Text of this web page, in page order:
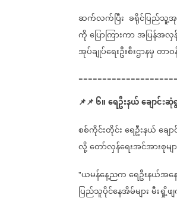
ဆက်လက်ပြီး ခရိုင်ပြည်သူ့အု
ကိုပြောကြားကာအပြန်အလှ
အုပ်ချုပ်ရေးဦးစီးဌာနမှတာဝ
📌📌၆။ရေဦးနယ်ချောင်း
စစ်ကိုင်းတိုင်းရေဦးနယ်ချေ
လို့တော်လှန်ရေးအင်အားစုမ
"ယမန်နေ့ညကရေဦးနယ်အန
ပြည်သူပိုင်နေအိမ်များမီးရှို့